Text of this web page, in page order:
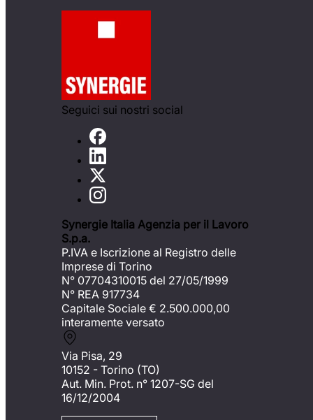
Seguici sui nostri social
Synergie Italia Agenzia per il Lavoro
S.p.a.
P.IVA e Iscrizione al Registro delle
Imprese di Torino
N° 07704310015 del 27/05/1999
N° REA 917734
Capitale Sociale € 2.500.000,00
interamente versato
Via Pisa, 29
10152 - Torino (TO)
Aut. Min. Prot. n° 1207-SG del
16/12/2004